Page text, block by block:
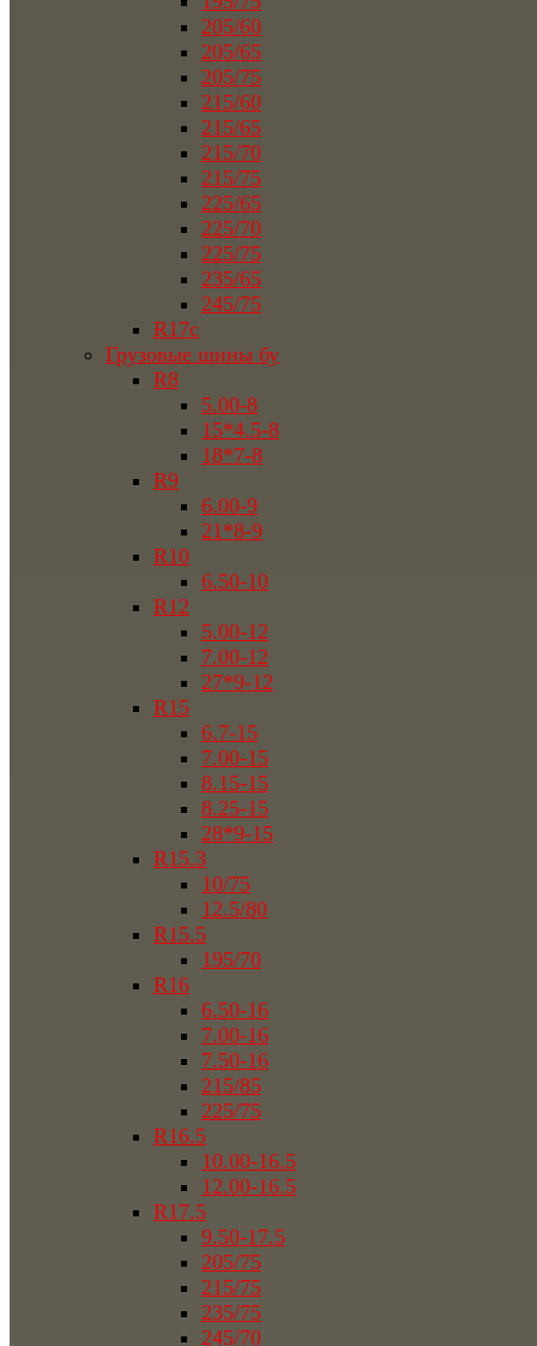
205/60
205/65
205/75
215/60
215/65
215/70
215/75
225/65
225/70
225/75
235/65
245/75
R17c
Грузовые шины бу
R8
5.00-8
15*4.5-8
18*7-8
R9
6.00-9
21*8-9
R10
6.50-10
R12
5.00-12
7.00-12
27*9-12
R15
6.7-15
7.00-15
8.15-15
8.25-15
28*9-15
R15.3
10/75
12.5/80
R15.5
195/70
R16
6.50-16
7.00-16
7.50-16
215/85
225/75
R16.5
10.00-16.5
12.00-16.5
R17.5
9.50-17.5
205/75
215/75
235/75
245/70